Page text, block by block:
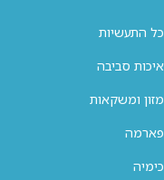
כל התעשיות
איכות סביבה
מזון ומשקאות
פארמה
כימיה